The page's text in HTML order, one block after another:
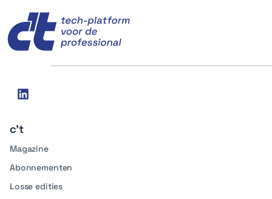
Social
linkedin
c't
Magazine
Abonnementen
Losse edities